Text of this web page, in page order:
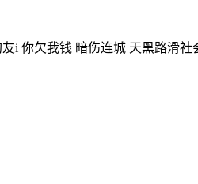
i 你欠我钱 暗伤连城 天黑路滑